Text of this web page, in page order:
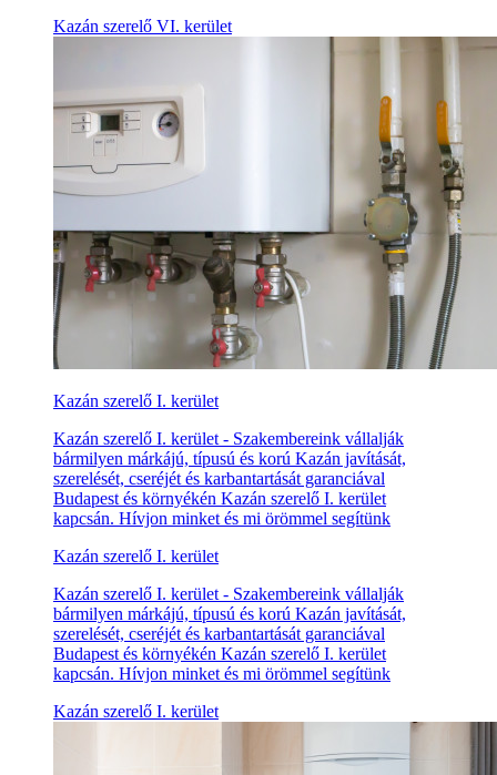
Kazán szerelő VI. kerület
Kazán szerelő I. kerület
Kazán szerelő I. kerület - Szakembereink vállalják
bármilyen márkájú, típusú és korú Kazán javítását,
szerelését, cseréjét és karbantartását garanciával
Budapest és környékén Kazán szerelő I. kerület
kapcsán. Hívjon minket és mi örömmel segítünk
Kazán szerelő I. kerület
Kazán szerelő I. kerület - Szakembereink vállalják
bármilyen márkájú, típusú és korú Kazán javítását,
szerelését, cseréjét és karbantartását garanciával
Budapest és környékén Kazán szerelő I. kerület
kapcsán. Hívjon minket és mi örömmel segítünk
Kazán szerelő I. kerület